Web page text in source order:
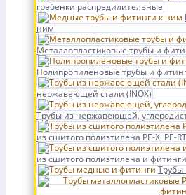
гребенки распредилительные
ним
Металлопластиковые трубы и
Полипропиленовые трубы и
нержавеющей стали (INOX)
Трубы из нержавеющей,
из сшитого полиэтилена PE-X, PE-
из сшитого полиэтилена и фитинги